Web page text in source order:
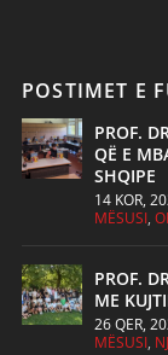
POSTIMET E
PROF.
QË E
SHQIPE
14 KOR,
MËSUSI,
PROF.
ME
26 QER,
MËSUSI,